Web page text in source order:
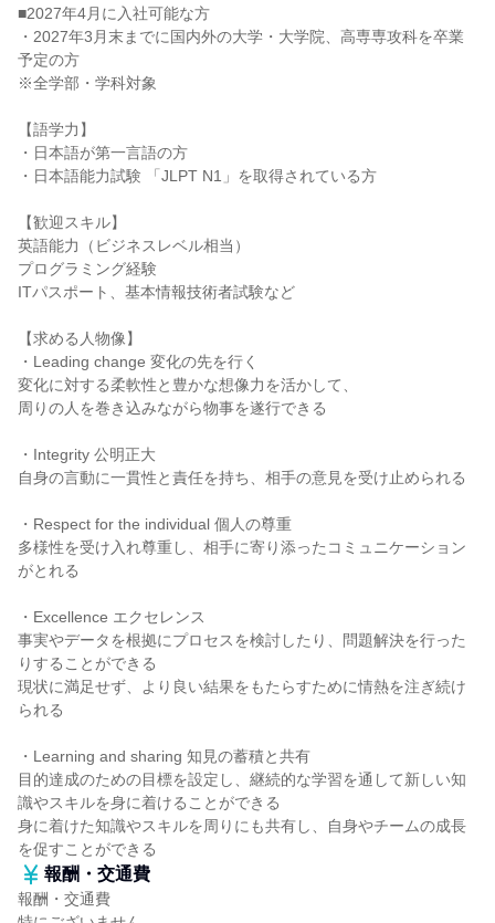
■2027年4月に入社可能な方
・2027年3月末までに国内外の大学・大学院、高専専攻科を卒業
予定の方
※全学部・学科対象
【語学力】
・日本語が第一言語の方
・日本語能力試験 「JLPT N1」を取得されている方
【歓迎スキル】
英語能力（ビジネスレベル相当）
プログラミング経験
ITパスポート、基本情報技術者試験など
【求める人物像】
・Leading change 変化の先を行く
変化に対する柔軟性と豊かな想像力を活かして、
周りの人を巻き込みながら物事を遂行できる
・Integrity 公明正大
自身の言動に一貫性と責任を持ち、相手の意見を受け止められる
・Respect for the individual 個人の尊重
多様性を受け入れ尊重し、相手に寄り添ったコミュニケーション
がとれる
・Excellence エクセレンス
事実やデータを根拠にプロセスを検討したり、問題解決を行った
りすることができる
現状に満足せず、より良い結果をもたらすために情熱を注ぎ続け
られる
・Learning and sharing 知見の蓄積と共有
目的達成のための目標を設定し、継続的な学習を通して新しい知
識やスキルを身に着けることができる
身に着けた知識やスキルを周りにも共有し、自身やチームの成長
を促すことができる
報酬・交通費
報酬・交通費